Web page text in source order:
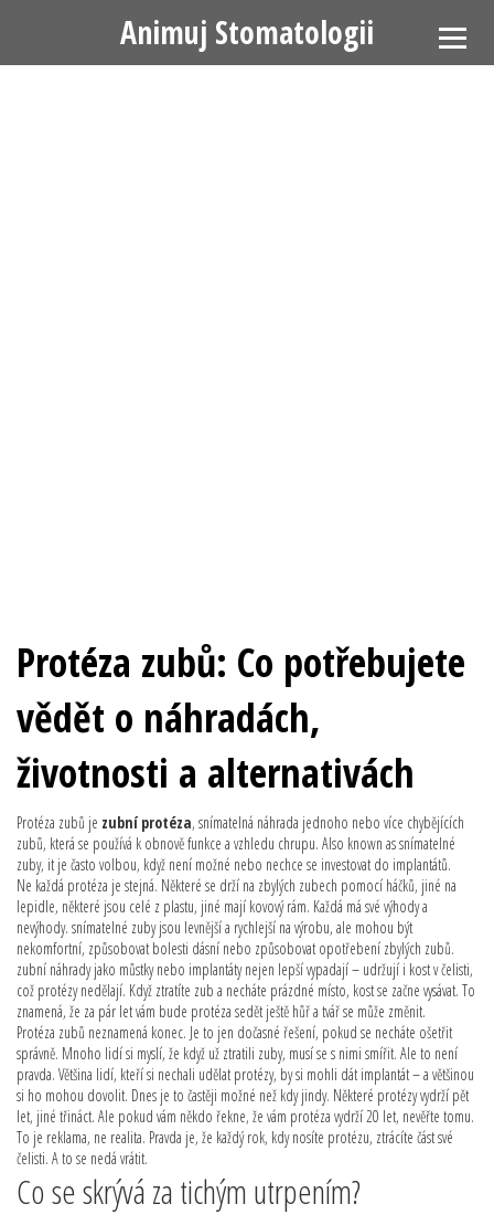
Animuj Stomatologii
Protéza zubů: Co potřebujete
vědět o náhradách,
životnosti a alternativách
Protéza zubů je zubní protéza, snímatelná náhrada jednoho nebo více chybějících
zubů, která se používá k obnově funkce a vzhledu chrupu. Also known assnímatelné
zuby, it je často volbou, když není možné nebo nechce se investovat do implantátů.
Ne každá protéza je stejná. Některé se drží na zbylých zubech pomocí háčků, jiné na
lepidle, některé jsou celé z plastu, jiné mají kovový rám. Každá má své výhody a
nevýhody. snímatelné zubyjsou levnější a rychlejší na výrobu, ale mohou být
nekomfortní, způsobovat bolesti dásní nebo způsobovat opotřebení zbylých zubů.
zubní náhradyjako můstky nebo implantáty nejen lepší vypadají – udržují i kost v čelisti,
což protézy nedělají. Když ztratíte zub a necháte prázdné místo, kost se začne vysávat. To
znamená, že za pár let vám bude protéza sedět ještě hůř a tvář se může změnit.
Protéza zubů neznamená konec. Je to jen dočasné řešení, pokud se necháte ošetřit
správně. Mnoho lidí si myslí, že když už ztratili zuby, musí se s nimi smířit. Ale to není
pravda. Většina lidí, kteří si nechali udělat protézy, by si mohli dát implantát – a většinou
si ho mohou dovolit. Dnes je to častěji možné než kdy jindy. Některé protézy vydrží pět
let, jiné třináct. Ale pokud vám někdo řekne, že vám protéza vydrží 20 let, nevěřte tomu.
To je reklama, ne realita. Pravda je, že každý rok, kdy nosíte protézu, ztrácíte část své
čelisti. A to se nedá vrátit.
Co se skrývá za tichým utrpením?